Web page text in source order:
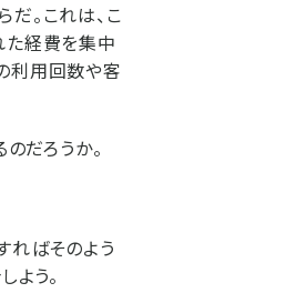
。これは、こ
た経費を集中
利用回数や客
だろうか。
ればそのよう
よう。